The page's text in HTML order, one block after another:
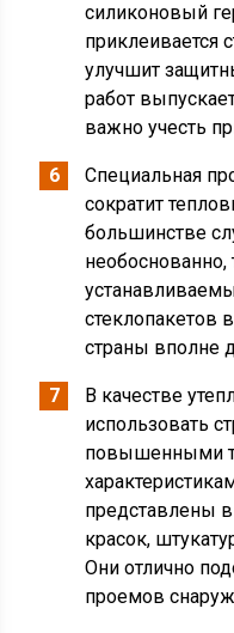
силиконовый
приклеивается
улучшит
работ
важно учесть
Специальная
сократит
большинстве
необоснованно,
стеклопакетов
страны вполне
В качестве
использовать
повышенными
представлены
красок,
Они отлично
проемов